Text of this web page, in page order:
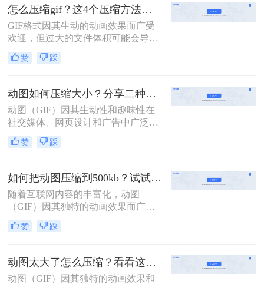
大怎么变小呢？本文将介绍两种不同
的方法来压缩GIF文件，使其体积变
得更小，同时尽量保持原有的动画效
果。
怎么压缩gif？这4个压缩方法快来学！
GIF格式因其生动的动画效果而广受
欢迎，但过大的文件体积可能会导致
网页加载速度变慢，影响用户体验。
因此，掌握怎么压缩gif至关重要。本
方法。
赞 踩
动图如何压缩大小？分享二种实用压缩方法！
动图（GIF）因其生动性和趣味性在
社交媒体、网页设计和广告中广泛应
用。然而，动图文件往往较大，会影
响加载速度和用户体验。因此，压缩
动图如何压缩大小呢？本文将介绍两
种动图压缩方法。
赞 踩
如何把动图压缩到500kb？试试这二种压缩方法！
随着互联网内容的丰富化，动图
（GIF）因其独特的动画效果而广受
欢迎。然而，过大的文件体积不仅影
响加载速度，还可能限制其在某些平
500kb呢？本文将介绍两种将动图压
缩到500KB的方法。
赞 踩
动图太大了怎么压缩？看看这三种高效方法详解！
动图（GIF）因其独特的动画效果和